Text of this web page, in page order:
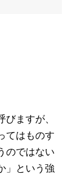
ますが、
てはものす
のではない
」という強